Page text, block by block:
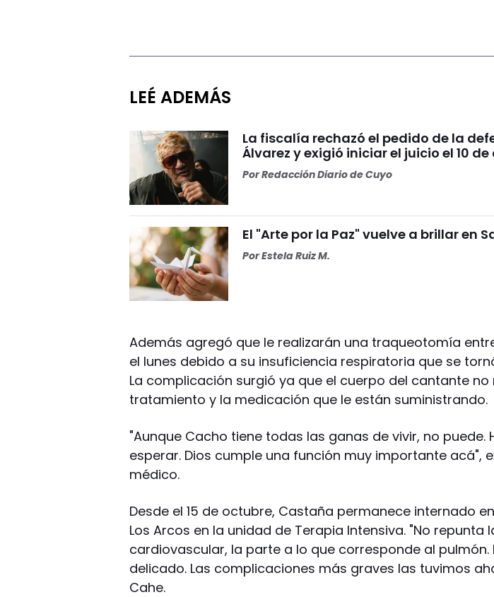
LEÉ ADEMÁS
La fiscalía rechazó el pedido de la
Álvarez y exigió iniciar el juicio el 10
PorRedacción Diario de Cuyo
El "Arte por la Paz" vuelve a brillar en
PorEstela Ruiz M.
Además agregó que le realizarán una traqueotomía
el lunes debido a su insuficiencia respiratoria que se
La complicación surgió ya que el cuerpo del cantante no
tratamiento y la medicación que le están suministrando.
"Aunque Cacho tiene todas las ganas de vivir, no puede.
esperar. Dios cumple una función muy importante acá",
médico.
Desde el 15 de octubre, Castaña permanece internado
Los Arcos en la unidad de Terapia Intensiva. "No repunta
cardiovascular, la parte a lo que corresponde al pulmón.
delicado. Las complicaciones más graves las tuvimos
Cahe.